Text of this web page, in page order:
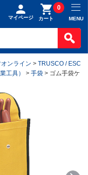
マイページ カート
0
MENU
ンライン > TRUSCO / ESC
工具） > 手袋 > ゴム手袋ケ